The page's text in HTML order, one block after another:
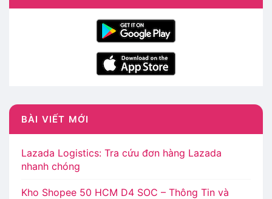
BÀI VIẾT MỚI
Lazada Logistics: Tra cứu đơn hàng Lazada
nhanh chóng
Kho Shopee 50 HCM D4 SOC – Thông Tin và